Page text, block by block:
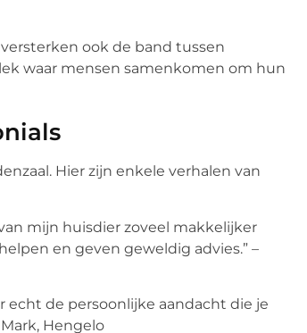
ook de band tussen
waar mensen samenkomen om hun
Hier zijn enkele verhalen van
mijn huisdier zoveel makkelijker
en geven geweldig advies.” –
echt de persoonlijke aandacht die je
Hengelo